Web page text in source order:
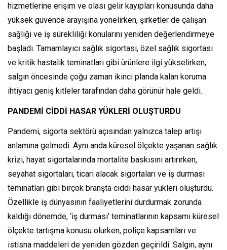
hizmetlerine erişim ve olası gelir kayıpları konusunda daha
yüksek güvence arayışına yönelirken, şirketler de çalışan
sağlığı ve iş sürekliliği konularını yeniden değerlendirmeye
başladı. Tamamlayıcı sağlık sigortası, özel sağlık sigortası
ve kritik hastalık teminatları gibi ürünlere ilgi yükselirken,
salgın öncesinde çoğu zaman ikinci planda kalan koruma
ihtiyacı geniş kitleler tarafından daha görünür hale geldi.
PANDEMİ CİDDİ HASAR YÜKLERİ OLUŞTURDU
Pandemi, sigorta sektörü açısından yalnızca talep artışı
anlamına gelmedi. Aynı anda küresel ölçekte yaşanan sağlık
krizi, hayat sigortalarında mortalite baskısını artırırken,
seyahat sigortaları, ticari alacak sigortaları ve iş durması
teminatları gibi birçok branşta ciddi hasar yükleri oluşturdu.
Özellikle iş dünyasının faaliyetlerini durdurmak zorunda
kaldığı dönemde, ‘iş durması’ teminatlarının kapsamı küresel
ölçekte tartışma konusu olurken, poliçe kapsamları ve
istisna maddeleri de yeniden gözden geçirildi. Salgın, aynı